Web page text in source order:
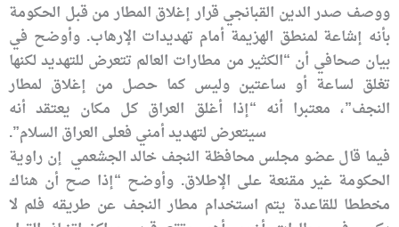
ووصف صدر الدين القبانجي قرار إغلاق المطار من قبل الحكومة
بأنه إشاعة لمنطق الهزيمة أمام تهديدات الإرهاب. وأوضح في
بيان صحافي أن “الكثير من مطارات العالم تتعرض للتهديد لكنها
تغلق لساعة أو ساعتين وليس كما حصل من إغلاق لمطار
النجف”، معتبرا أنه “إذا أغلق العراق كل مكان يعتقد أنه
سيتعرض لتهديد أمني فعلى العراق السلام”.
فيما قال عضو مجلس محافظة النجف خالد الجشعمي إن راوية
الحكومة غير مقنعة على الإطلاق. وأوضح “إذا صح أن هناك
مخططا للقاعدة يتم استخدام مطار النجف عن طريقه فلم لا